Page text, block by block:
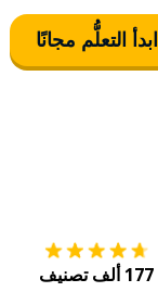
ابدأ التعلُّم مجانًا
177 ألف تصنيف